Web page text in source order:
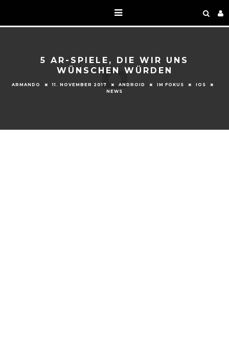
5 AR-SPIELE, DIE WIR UNS
WÜNSCHEN WÜRDEN
ARMANDO 11. NOVEMBER 2017 ANDROID IM FOKUS
IOS
NEWS